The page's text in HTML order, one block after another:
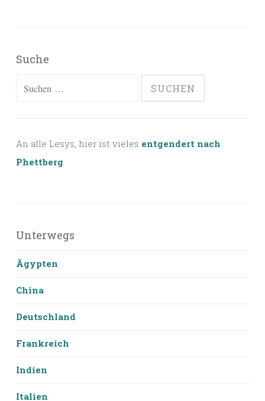
Suche
Suchen
An alle Lesys, hier ist vieles entgendert nach
Phettberg
Unterwegs
Ägypten
China
Deutschland
Frankreich
Indien
Italien